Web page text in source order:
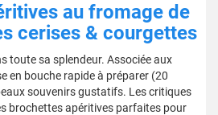
au fromage de
cerises & courgettes
toute sa splendeur. Associée aux
en bouche rapide à préparer (20
souvenirs gustatifs. Les critiques
brochettes apéritives parfaites pour